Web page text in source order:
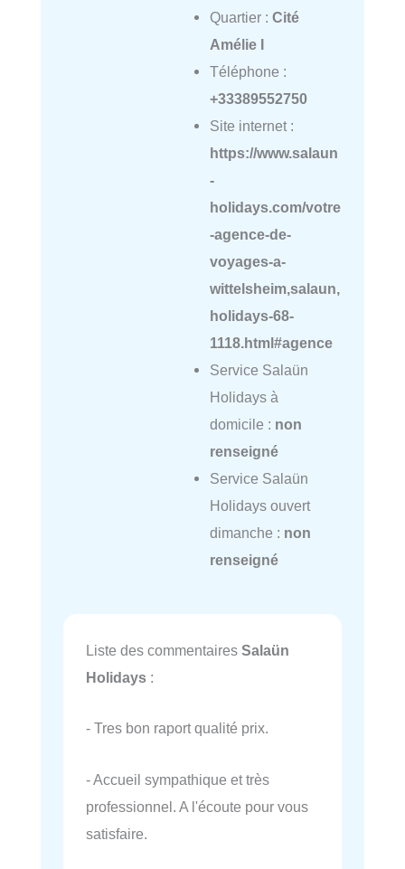
Quartier : Cité
Amélie I
Téléphone :
+33389552750
Site internet :
https://www.salaun
-
holidays.com/votre
-agence-de-
voyages-a-
wittelsheim,salaun,
holidays-68-
1118.html#agence
Service Salaün
Holidays à
domicile : non
renseigné
Service Salaün
Holidays ouvert
dimanche : non
renseigné
Liste des commentaires Salaün
Holidays :
- Tres bon raport qualité prix.
- Accueil sympathique et très
professionnel. A l'écoute pour vous
satisfaire.